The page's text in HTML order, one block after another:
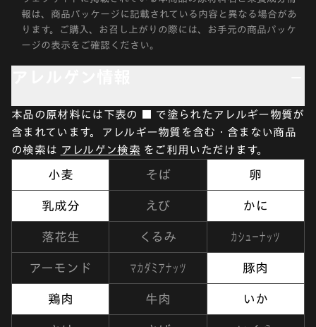
報は、商品パッケージに記載されている内容と異なる場合があ
ります。ご購入、お召し上がりの際には、お手元の商品パッケ
ージの表示をご確認ください。
本品の原材料には下表の ■ で塗られたアレルギー物質が
含まれています。アレルギー物質を含む・含まない商品
の検索は アレルゲン検索 をご利用いただけます。
小麦 そば 卵
乳成分 えび かに
落花生 くるみ カシューナッツ
アーモンド マカダミアナッツ 豚肉
鶏肉 牛肉 いか